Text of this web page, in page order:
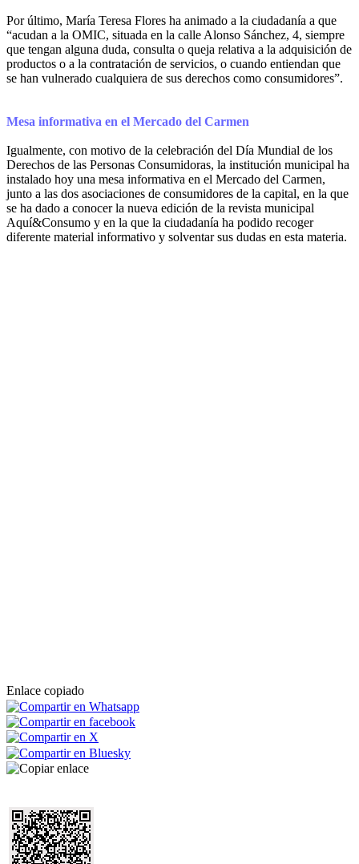
Por último, María Teresa Flores ha animado a la ciudadanía a que
“acudan a la OMIC, situada en la calle Alonso Sánchez, 4, siempre
que tengan alguna duda, consulta o queja relativa a la adquisición de
productos o a la contratación de servicios, o cuando entiendan que
se han vulnerado cualquiera de sus derechos como consumidores”.
Mesa informativa en el Mercado del Carmen
Igualmente, con motivo de la celebración del Día Mundial de los
Derechos de las Personas Consumidoras, la institución municipal ha
instalado hoy una mesa informativa en el Mercado del Carmen,
junto a las dos asociaciones de consumidores de la capital, en la que
se ha dado a conocer la nueva edición de la revista municipal
Aquí&Consumo y en la que la ciudadanía ha podido recoger
diferente material informativo y solventar sus dudas en esta materia.
Enlace copiado